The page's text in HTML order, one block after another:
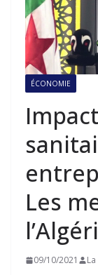
ÉCONOMIE
Les
09/10/2021